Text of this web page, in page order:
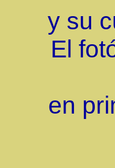
y su
El
en